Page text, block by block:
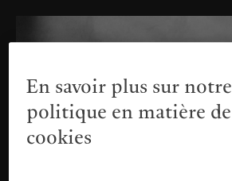
En savoir plus sur notre
politique en matière de
cookies